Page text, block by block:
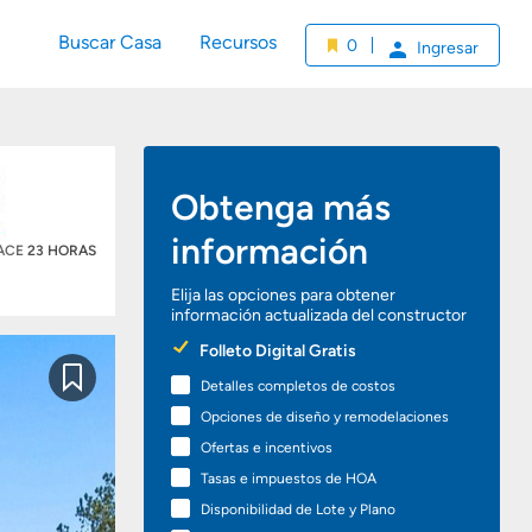
Buscar Casa Recursos 0 Ingresar
23 HORAS
Obtenga más
información
Elija las opciones para obtener
información actualizada del constructor
Preferred
Options
Folleto Digital Gratis
Detalles completos de costos
Opciones de diseño y remodelaciones
Ofertas e incentivos
Tasas e impuestos de HOA
Disponibilidad de Lote y Plano
Guardar